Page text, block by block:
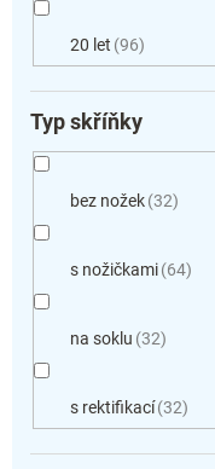
20 let 96
Typ skříňky
bez nožek 32
s nožičkami 64
na soklu 32
s rektifikací 32